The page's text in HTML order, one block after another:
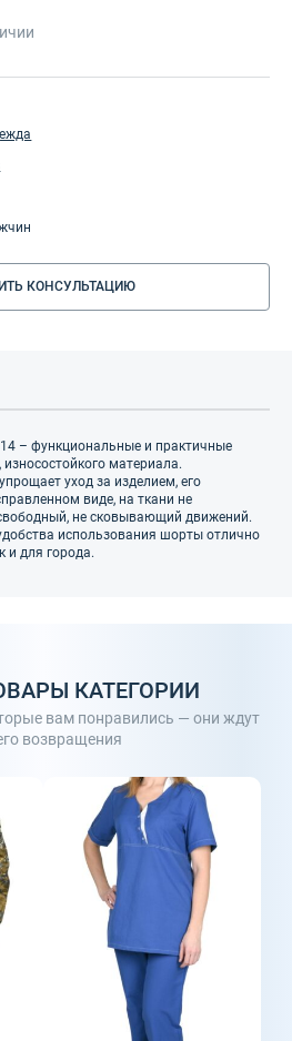
КОНСУЛЬТАЦИЮ
– функциональные и практичные
материала.
уход за изделием, его
виде, на ткани не
не сковывающий движений.
использования шорты отлично
и для города.
КАТЕГОРИИ
вам понравились — они ждут
возвращения